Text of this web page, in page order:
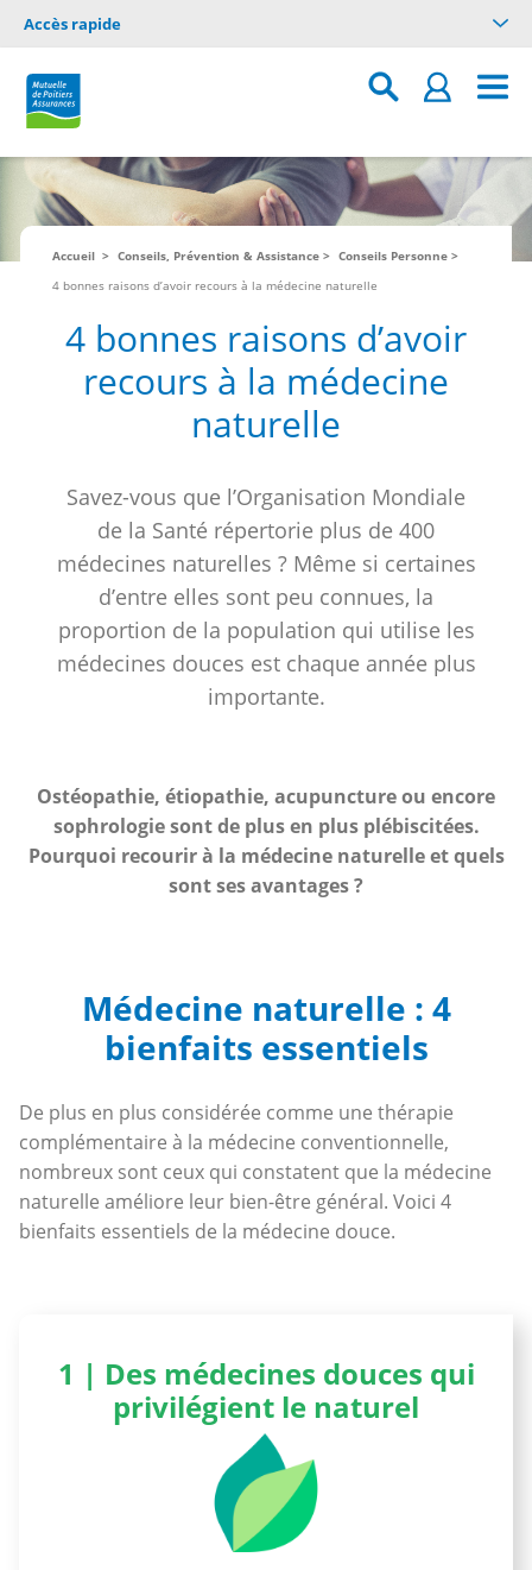
Accès rapide
Accueil Conseils, Prévention & Assistance
Conseils Personne
4 bonnes raisons d’avoir recours à la médecine naturelle
4 bonnes raisons d’avoir
recours à la médecine
naturelle
Savez-vous que l’Organisation Mondiale
de la Santé répertorie plus de 400
médecines naturelles ? Même si certaines
d’entre elles sont peu connues, la
proportion de la population qui utilise les
médecines douces est chaque année plus
importante.
Ostéopathie, étiopathie, acupuncture ou encore
sophrologie sont de plus en plus plébiscitées.
Pourquoi recourir à la médecine naturelle et quels
sont ses avantages ?
Médecine naturelle : 4
bienfaits essentiels
De plus en plus considérée comme une thérapie
complémentaire à la médecine conventionnelle,
nombreux sont ceux qui constatent que la médecine
naturelle améliore leur bien-être général. Voici 4
bienfaits essentiels de la médecine douce.
1 | Des médecines douces qui
privilégient le naturel